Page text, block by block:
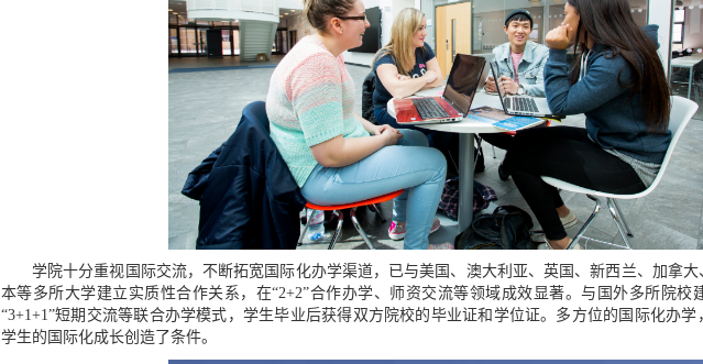
学院十分重视国际交流，不断拓宽国际化办学渠道，已与美国、澳大利亚、英国、新西兰、加拿大
本等多所大学建立实质性合作关系，在“2+2”合作办学、师资交流等领域成效显著。与国外多所院校
“3+1+1”短期交流等联合办学模式，学生毕业后获得双方院校的毕业证和学位证。多方位的国际化办
学生的国际化成长创造了条件。